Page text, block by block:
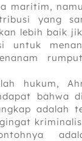
maritim,
yang
lebih baik
untuk
hukum,
bahwa
adalah